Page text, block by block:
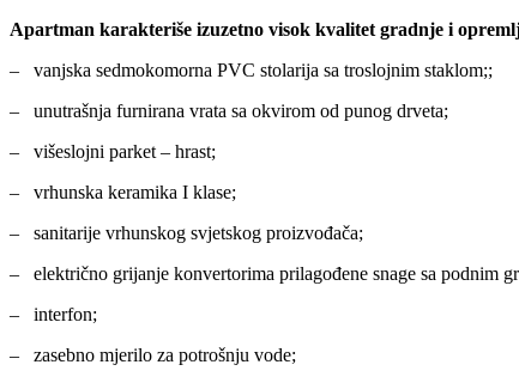
Apartman karakteriše izuzetno visok kvalitet gradnje i
– vanjska sedmokomorna PVC stolarija sa troslojnim staklom;;
– unutrašnja furnirana vrata sa okvirom od punog drveta;
– višeslojni parket – hrast;
– vrhunska keramika I klase;
– sanitarije vrhunskog svjetskog proizvođača;
– električno grijanje konvertorima prilagođene snage sa podnim
– interfon;
– zasebno mjerilo za potrošnju vode;